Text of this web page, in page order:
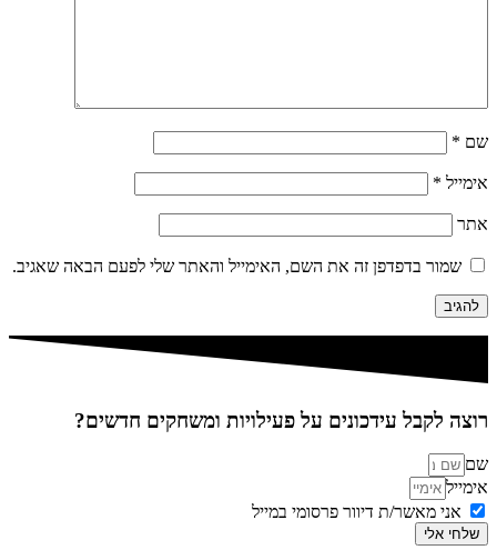
שם *
אימייל *
אתר
שמור בדפדפן זה את השם, האימייל והאתר שלי לפעם הבאה שאגיב.
רוצה לקבל עידכונים על פעילויות ומשחקים חדשים?
שם
אימייל
אני מאשר/ת דיוור פרסומי במייל
שלחי אלי